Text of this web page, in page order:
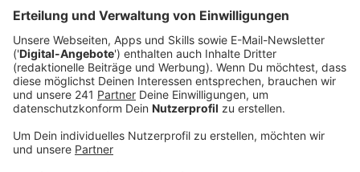
Veröffentlicht:Mittwoch, 12.11.2025 06:50
Anzeige
Das neue Stellwerk kann dadurch nicht getestet und
auch nicht in Betrieb genommen werden. Laut